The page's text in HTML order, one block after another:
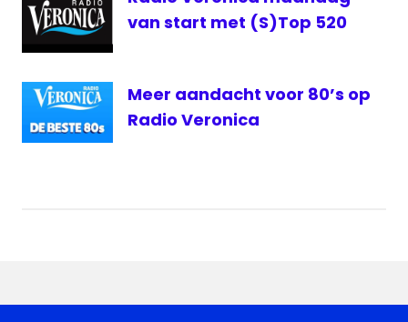
van start met (S)Top 520
Meer aandacht voor 80’s op
Radio Veronica